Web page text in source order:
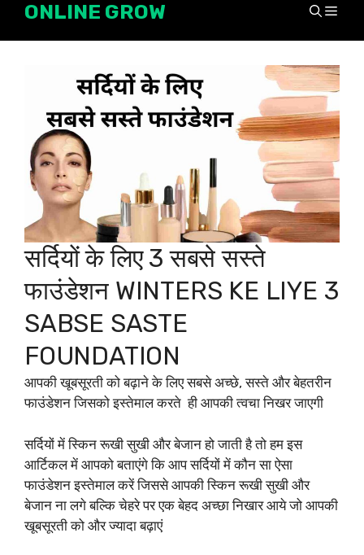
SkipONLINE GROW
सर्दियों के लिए 3 सबसे सस्ते
फाउंडेशन WINTERS KE LIYE 3
SABSE SASTE
FOUNDATION
आपकी खूबसूरती को बढ़ाने के लिए सबसे अच्छे, सस्ते और बेहतरीन
फाउंडेशन जिसको इस्तेमाल करते ही आपकी त्वचा निखर जाएगी
सर्दियों में स्किन रूखी सुखी और बेजान हो जाती है तो हम इस
आर्टिकल में आपको बताएंगे कि आप सर्दियों में कौन सा ऐसा
फाउंडेशन इस्तेमाल करें जिससे आपकी स्किन रूखी सुखी और
बेजान ना लगे बल्कि चेहरे पर एक बेहद अच्छा निखार आये जो आपकी
खूबसूरती को और ज्यादा बढ़ाएं